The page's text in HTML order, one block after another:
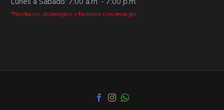
*Nocturno, domingos y festivos con recargo.